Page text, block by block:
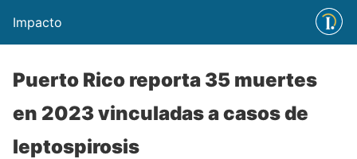
Impacto
Puerto Rico reporta 35 muertes
en 2023 vinculadas a casos de
leptospirosis